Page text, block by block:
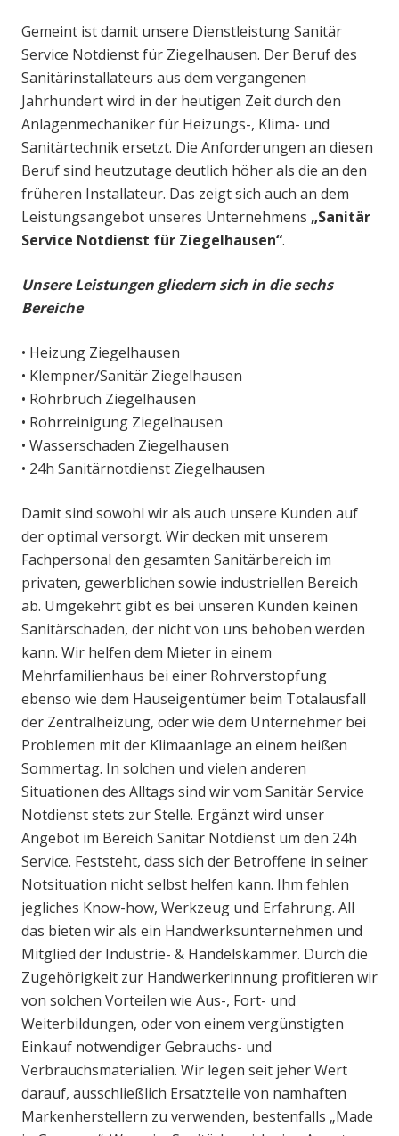
Gemeint ist damit unsere Dienstleistung Sanitär
Service Notdienst für Ziegelhausen. Der Beruf des
Sanitärinstallateurs aus dem vergangenen
Jahrhundert wird in der heutigen Zeit durch den
Anlagenmechaniker für Heizungs-, Klima- und
Sanitärtechnik ersetzt. Die Anforderungen an diesen
Beruf sind heutzutage deutlich höher als die an den
früheren Installateur. Das zeigt sich auch an dem
Leistungsangebot unseres Unternehmens „Sanitär
Service Notdienst für Ziegelhausen“.
Unsere Leistungen gliedern sich in die sechs
Bereiche
• Heizung Ziegelhausen
• Klempner/Sanitär Ziegelhausen
• Rohrbruch Ziegelhausen
• Rohrreinigung Ziegelhausen
• Wasserschaden Ziegelhausen
• 24h Sanitärnotdienst Ziegelhausen
Damit sind sowohl wir als auch unsere Kunden auf
der optimal versorgt. Wir decken mit unserem
Fachpersonal den gesamten Sanitärbereich im
privaten, gewerblichen sowie industriellen Bereich
ab. Umgekehrt gibt es bei unseren Kunden keinen
Sanitärschaden, der nicht von uns behoben werden
kann. Wir helfen dem Mieter in einem
Mehrfamilienhaus bei einer Rohrverstopfung
ebenso wie dem Hauseigentümer beim Totalausfall
der Zentralheizung, oder wie dem Unternehmer bei
Problemen mit der Klimaanlage an einem heißen
Sommertag. In solchen und vielen anderen
Situationen des Alltags sind wir vom Sanitär Service
Notdienst stets zur Stelle. Ergänzt wird unser
Angebot im Bereich Sanitär Notdienst um den 24h
Service. Feststeht, dass sich der Betroffene in seiner
Notsituation nicht selbst helfen kann. Ihm fehlen
jegliches Know-how, Werkzeug und Erfahrung. All
das bieten wir als ein Handwerksunternehmen und
Mitglied der Industrie- & Handelskammer. Durch die
Zugehörigkeit zur Handwerkerinnung profitieren wir
von solchen Vorteilen wie Aus-, Fort- und
Weiterbildungen, oder von einem vergünstigten
Einkauf notwendiger Gebrauchs- und
Verbrauchsmaterialien. Wir legen seit jeher Wert
darauf, ausschließlich Ersatzteile von namhaften
Markenherstellern zu verwenden, bestenfalls „Made